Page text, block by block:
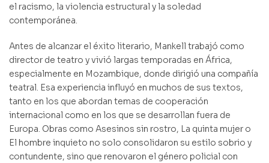
el racismo, la violencia estructural y la soledad
contemporánea.
Antes de alcanzar el éxito literario, Mankell trabajó como
director de teatro y vivió largas temporadas en África,
especialmente en Mozambique, donde dirigió una compañía
teatral. Esa experiencia influyó en muchos de sus textos,
tanto en los que abordan temas de cooperación
internacional como en los que se desarrollan fuera de
Europa. Obras como Asesinos sin rostro, La quinta mujer o
El hombre inquieto no solo consolidaron su estilo sobrio y
contundente, sino que renovaron el género policial con